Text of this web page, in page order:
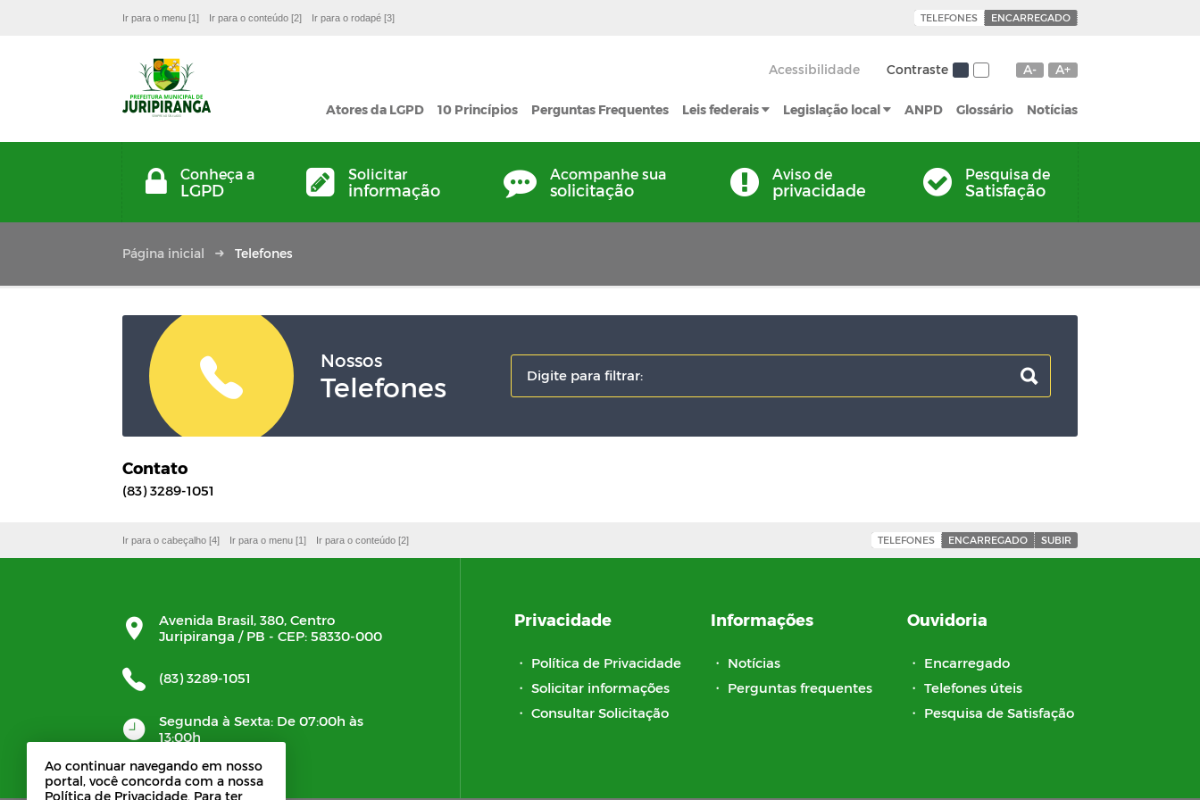
Ir para o menu [1] Ir para o conteúdo [2] Ir para o rodapé [3] TELEFONES ENCARREGADO
A- A+
Contraste
Acessibilidade
Atores da LGPD 10 Princípios Perguntas Frequentes Leis federais Legislação local ANPD Glossário Notícias
Conheça a
LGPD
Solicitar
informação
Acompanhe sua
solicitação
Aviso de
privacidade
Pesquisa de
Satisfação
Página inicial Telefones
Nossos
Telefones
Contato
(83) 3289-1051
Ir para o cabeçalho [4] Ir para o menu [1] Ir para o conteúdo [2] TELEFONES ENCARREGADO SUBIR
Avenida Brasil, 380, Centro
Juripiranga / PB - CEP: 58330-000
(83) 3289-1051
Segunda à Sexta: De 07:00h às
13:00h
Privacidade
・ Política de Privacidade
・ Solicitar informações
・ Consultar Solicitação
Informações
・ Notícias
・ Perguntas frequentes
Ouvidoria
・ Encarregado
・ Telefones úteis
・ Pesquisa de Satisfação
Ao continuar navegando em nosso
portal, você concorda com a nossa
Política de Privacidade. Para ter